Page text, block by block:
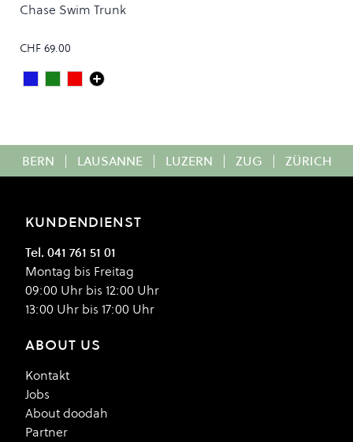
Chase Swim Trunk
CHF 69.00
Colour
Dark Navy/Gold
VELVET GREEN/GOLD
OXIDE RED/GOLD
BERN | LAUSANNE | LUZERN | ZUG | ZÜRICH
KUNDENDIENST
Tel. 041 761 51 01
Montag bis Freitag
09:00 Uhr bis 12:00 Uhr
13:00 Uhr bis 17:00 Uhr
ABOUT US
Kontakt
Jobs
About doodah
Partner